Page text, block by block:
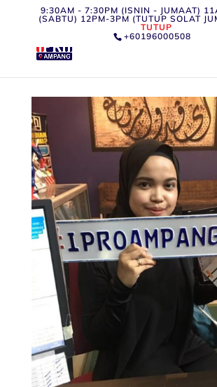
9:30AM - 7:30PM (ISNIN - JUMAAT)
(SABTU) 12PM-3PM (TUTUP SOLAT
TUTUP
+60196000508